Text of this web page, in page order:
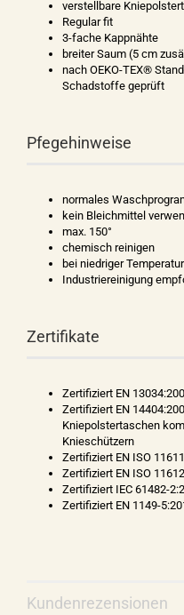
verstellbare
Regular fit
3-fache Kappnähte
breiter Saum (5 cm
nach OEKO-TEX®
Schadstoffe geprüft
Pfegehinweise
normales
kein Bleichmittel
max. 150°
chemisch reinigen
bei niedriger
Industriereinigung
Zertifikate
Zertifiziert EN
Zertifiziert EN
Kniepolstertaschen
Knieschützern
Zertifiziert EN ISO
Zertifiziert EN ISO
Zertifiziert IEC 61482-
Zertifiziert EN 1149-
Kundenrezensionen